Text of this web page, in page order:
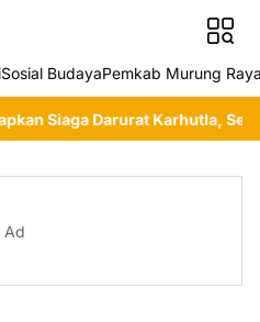
Sosial BudayaPemkab Murung
Karhutla, Seluruh Wilayah
Ad